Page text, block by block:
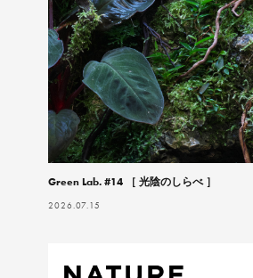
Green Lab. #14 ［ 光陰のしらべ ］
2026.07.15